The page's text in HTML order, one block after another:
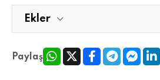
Ekler
Paylaş